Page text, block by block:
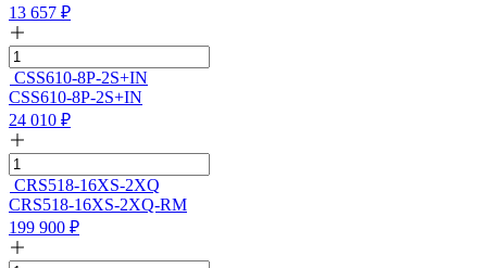
13 657 ₽
CSS610-8P-2S+IN
CSS610-8P-2S+IN
24 010 ₽
CRS518-16XS-2XQ
CRS518-16XS-2XQ-RM
199 900 ₽